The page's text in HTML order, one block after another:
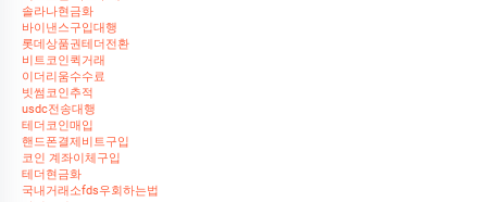
솔라나현금화
바이낸스구입대행
롯데상품권테더전환
비트코인퀵거래
이더리움수수료
빗썸코인추적
usdc전송대행
테더코인매입
핸드폰결제비트구입
코인 계좌이체구입
테더현금화
국내거래소fds우회하는법